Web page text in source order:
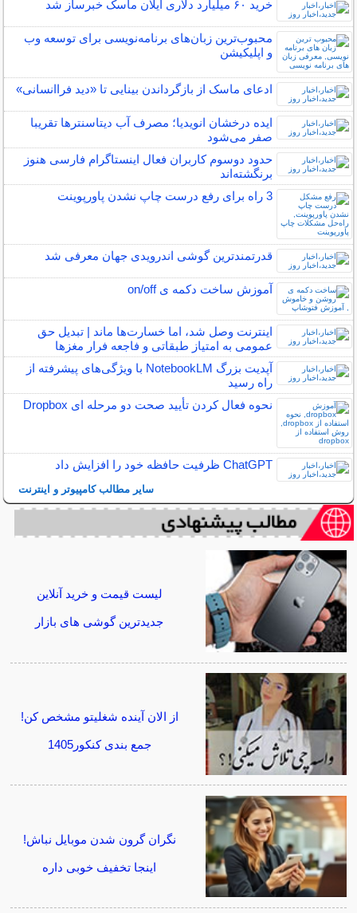
خرید ۶۰ میلیارد دلاری ایلان ماسک خبرساز شد
محبوب‌ترین زبان‌های برنامه‌نویسی برای توسعه وب
و اپلیکیشن
ادعای ماسک از بازگرداندن بینایی تا «دید فراانسانی»
ایده درخشان انویدیا؛ مصرف آب دیتاسنترها تقریبا
صفر می‌شود
حدود دوسوم کاربران فعال اینستاگرام فارسی هنوز
برنگشته‌اند
3 راه برای رفع درست چاپ نشدن پاورپوینت
قدرتمندترین گوشی اندرویدی جهان معرفی شد
آموزش ساخت دکمه ی on/off
اینترنت وصل شد، اما خسارت‌ها ماند | تبدیل حق
عمومی به امتیاز طبقاتی و فاجعه فرار مغز‌ها
آپدیت بزرگ NotebookLM با ویژگی‌های پیشرفته از
راه رسید
نحوه فعال کردن تأیید صحت دو مرحله ای Dropbox
ChatGPT ظرفیت حافظه خود را افزایش داد
سایر مطالب کامپیوتر و اینترنت
لیست قیمت و خرید آنلاین
جدیدترین گوشی های بازار
از الان آینده شغلیتو مشخص کن!
جمع بندی کنکور1405
نگران گرون شدن موبایل نباش!
اینجا تخفیف خوبی داره